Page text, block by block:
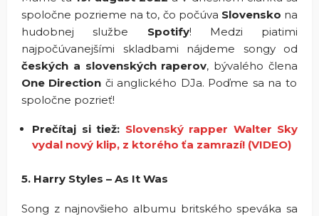
spoločne pozrieme na to, čo počúva Slovensko na
hudobnej službe Spotify! Medzi piatimi
najpočúvanejšími skladbami nájdeme songy od
českých a slovenských raperov, bývalého člena
One Direction či anglického DJa. Poďme sa na to
spoločne pozrieť!
Prečítaj si tiež: Slovenský rapper Walter Sky
vydal nový klip, z ktorého ťa zamrazí! (VIDEO)
5. Harry Styles – As It Was
Song z najnovšieho albumu britského speváka sa